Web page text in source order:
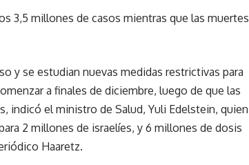
3,5 millones de casos mientras que las muertes
y se estudian nuevas medidas restrictivas para
a finales de diciembre, luego de que las
indicó el ministro de Salud, Yuli Edelstein, quien
2 millones de israelíes, y 6 millones de dosis
Haaretz.